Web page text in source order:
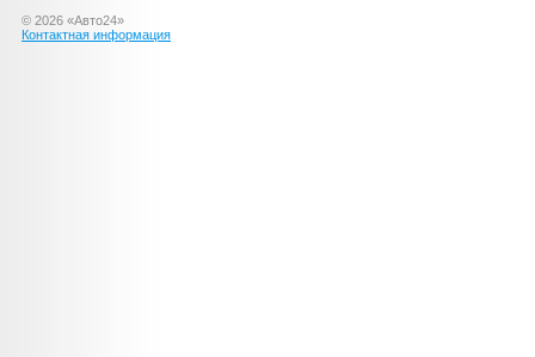
© 2026 «Авто24»
Контактная информация